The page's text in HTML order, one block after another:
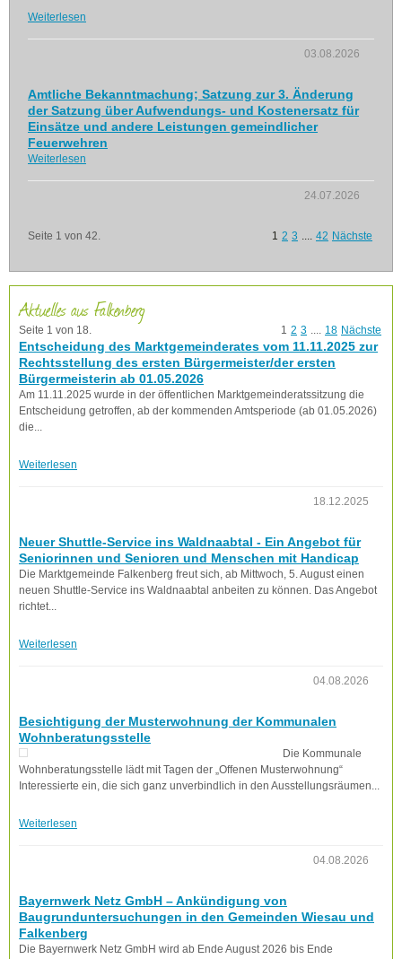
Weiterlesen
03.08.2026
Amtliche Bekanntmachung; Satzung zur 3. Änderung
der Satzung über Aufwendungs- und Kostenersatz für
Einsätze und andere Leistungen gemeindlicher
Feuerwehren
Weiterlesen
24.07.2026
Seite 1 von 42. 1 2 3 .... 42 Nächste
Aktuelles aus Falkenberg
Seite 1 von 18. 1 2 3 .... 18 Nächste
Entscheidung des Marktgemeinderates vom 11.11.2025 zur
Rechtsstellung des ersten Bürgermeister/der ersten
Bürgermeisterin ab 01.05.2026
Am 11.11.2025 wurde in der öffentlichen Marktgemeinderatssitzung die
Entscheidung getroffen, ab der kommenden Amtsperiode (ab 01.05.2026)
die...
Weiterlesen
18.12.2025
Neuer Shuttle-Service ins Waldnaabtal - Ein Angebot für
Seniorinnen und Senioren und Menschen mit Handicap
Die Marktgemeinde Falkenberg freut sich, ab Mittwoch, 5. August einen
neuen Shuttle-Service ins Waldnaabtal anbeiten zu können. Das Angebot
richtet...
Weiterlesen
04.08.2026
Besichtigung der Musterwohnung der Kommunalen
Wohnberatungsstelle
Die Kommunale
Wohnberatungsstelle lädt mit Tagen der „Offenen Musterwohnung“
Interessierte ein, die sich ganz unverbindlich in den Ausstellungsräumen...
Weiterlesen
04.08.2026
Bayernwerk Netz GmbH – Ankündigung von
Baugrunduntersuchungen in den Gemeinden Wiesau und
Falkenberg
Die Bayernwerk Netz GmbH wird ab Ende August 2026 bis Ende